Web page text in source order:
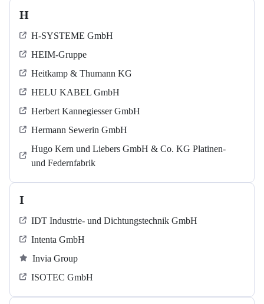
H
H-SYSTEME GmbH
HEIM-Gruppe
Heitkamp & Thumann KG
HELU KABEL GmbH
Herbert Kannegiesser GmbH
Hermann Sewerin GmbH
Hugo Kern und Liebers GmbH & Co. KG Platinen-
und Federnfabrik
I
IDT Industrie- und Dichtungstechnik GmbH
Intenta GmbH
Invia Group
ISOTEC GmbH